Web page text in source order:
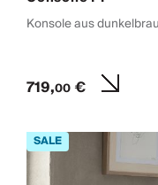
Konsole aus
719,00€